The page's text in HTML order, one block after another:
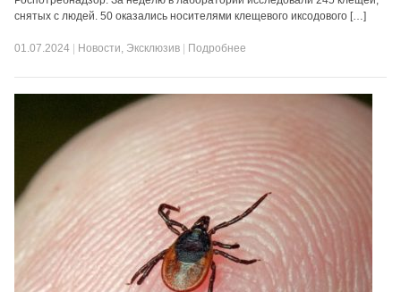
снятых с людей. 50 оказались носителями клещевого иксодового […]
01.07.2024 Новости, Эксклюзив Подробнее